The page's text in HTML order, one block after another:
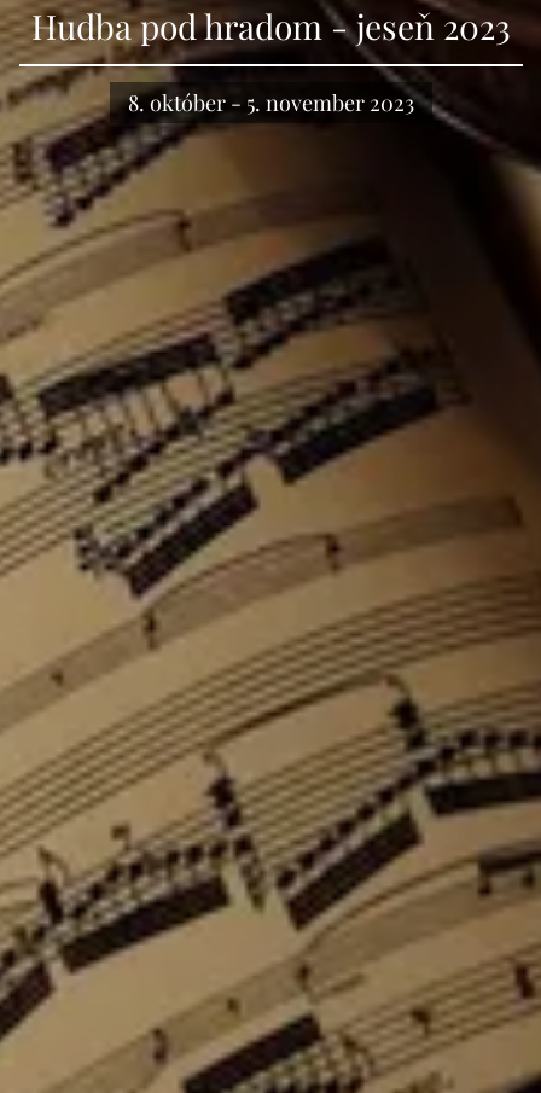
Hudba pod hradom - jeseň 2023
8. október - 5. november 2023